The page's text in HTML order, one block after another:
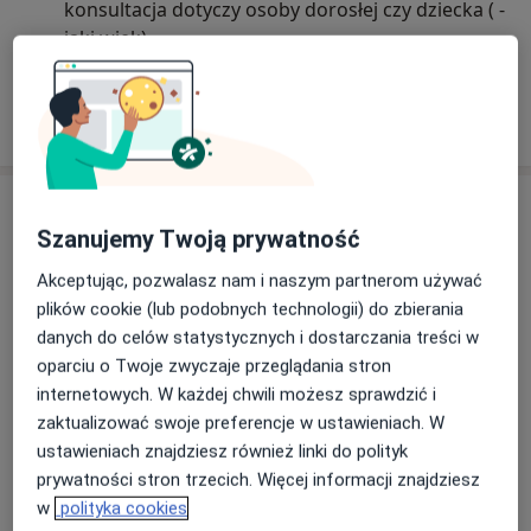
konsultacja dotyczy osoby dorosłej czy dziecka ( -
jaki wiek)
Dzieci między 1 a 2 r.ż. przyjmowane są wyłącznie
we wtorki, srody i czwartki.
Dowiedz się więcej
07/03/2025
Konsultacja logopedyczna
120 zł Szczegóły Umów wizytę
Psychoterapia zaburzeń
osobowości
220 zł Szczegóły
Umów wizytę
Psychoterapia depresji online
220 zł Szczegóły Umów wizytę
Szanujemy Twoją prywatność
Akceptując, pozwalasz nam i naszym partnerom używać
plików cookie (lub podobnych technologii) do zbierania
danych do celów statystycznych i dostarczania treści w
oparciu o Twoje zwyczaje przeglądania stron
internetowych. W każdej chwili możesz sprawdzić i
zaktualizować swoje preferencje w ustawieniach. W
ustawieniach znajdziesz również linki do polityk
prywatności stron trzecich. Więcej informacji znajdziesz
w polityka cookies